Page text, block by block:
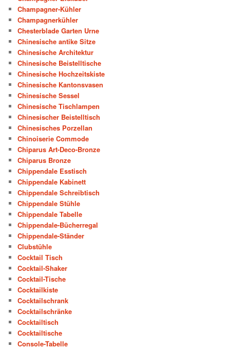
Champagner-Kühler
Champagnerkühler
Chesterblade Garten Urne
Chinesische antike Sitze
Chinesische Architektur
Chinesische Beistelltische
Chinesische Hochzeitskiste
Chinesische Kantonsvasen
Chinesische Sessel
Chinesische Tischlampen
Chinesischer Beistelltisch
Chinesisches Porzellan
Chinoiserie Commode
Chiparus Art-Deco-Bronze
Chiparus Bronze
Chippendale Esstisch
Chippendale Kabinett
Chippendale Schreibtisch
Chippendale Stühle
Chippendale Tabelle
Chippendale-Bücherregal
Chippendale-Ständer
Clubstühle
Cocktail Tisch
Cocktail-Shaker
Cocktail-Tische
Cocktailkiste
Cocktailschrank
Cocktailschränke
Cocktailtisch
Cocktailtische
Console-Tabelle